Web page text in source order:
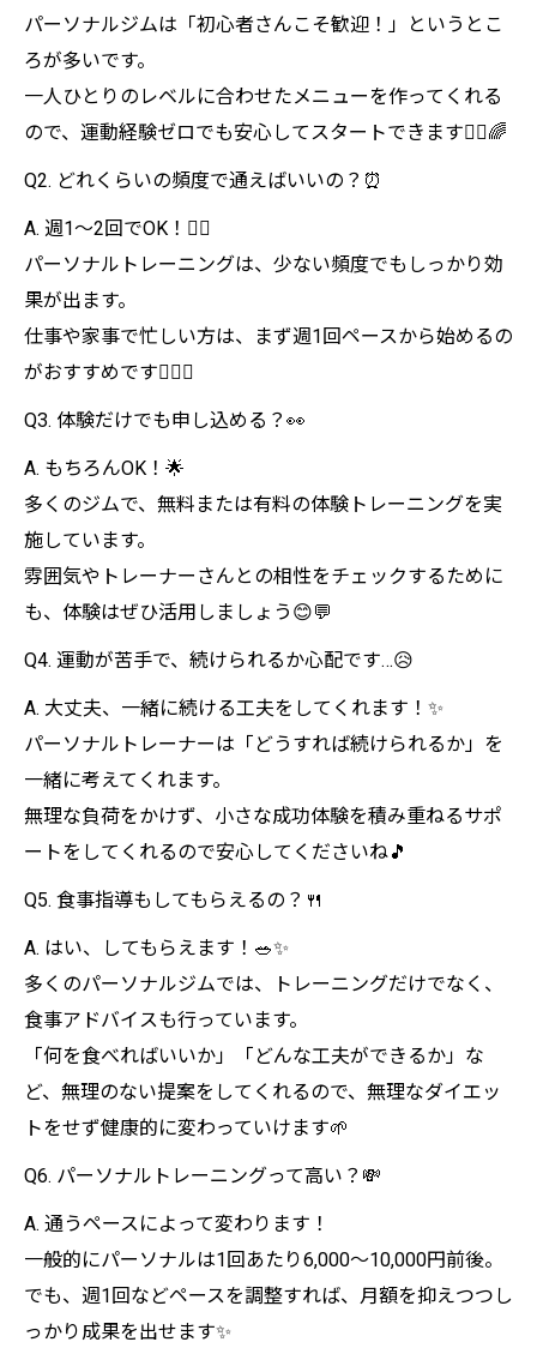
パーソナルジムは「初心者さんこそ歓迎！」というとこ
ろが多いです。
一人ひとりのレベルに合わせたメニューを作ってくれる
ので、運動経験ゼロでも安心してスタートできます🏃‍♀️🌈
Q2. どれくらいの頻度で通えばいいの？⏰
A. 週1〜2回でOK！🙆‍♂️
パーソナルトレーニングは、少ない頻度でもしっかり効
果が出ます。
仕事や家事で忙しい方は、まず週1回ペースから始めるの
がおすすめです🏋️‍♀️✨
Q3. 体験だけでも申し込める？👀
A. もちろんOK！🌟
多くのジムで、無料または有料の体験トレーニングを実
施しています。
雰囲気やトレーナーさんとの相性をチェックするために
も、体験はぜひ活用しましょう😊💬
Q4. 運動が苦手で、続けられるか心配です…😥
A. 大丈夫、一緒に続ける工夫をしてくれます！✨
パーソナルトレーナーは「どうすれば続けられるか」を
一緒に考えてくれます。
無理な負荷をかけず、小さな成功体験を積み重ねるサポ
ートをしてくれるので安心してくださいね🎵
Q5. 食事指導もしてもらえるの？🍴
A. はい、してもらえます！🥗✨
多くのパーソナルジムでは、トレーニングだけでなく、
食事アドバイスも行っています。
「何を食べればいいか」「どんな工夫ができるか」な
ど、無理のない提案をしてくれるので、無理なダイエッ
トをせず健康的に変わっていけます🌱
Q6. パーソナルトレーニングって高い？💸
A. 通うペースによって変わります！
一般的にパーソナルは1回あたり6,000〜10,000円前後。
でも、週1回などペースを調整すれば、月額を抑えつつし
っかり成果を出せます✨